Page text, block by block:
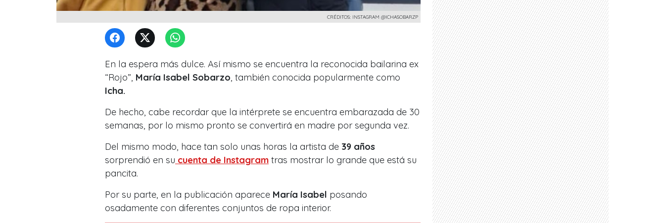
CRÉDITOS: INSTAGRAM @ICHASOBARZP
En la espera más dulce. Así mismo se encuentra la reconocida bailarina ex
“Rojo”, María Isabel Sobarzo , también conocida popularmente como
Icha.
De hecho, cabe recordar que la intérprete se encuentra embarazada de 30
semanas , por lo mismo pronto se convertirá en madre por segunda vez.
Del mismo modo, hace tan solo unas horas la artista de 39 años
sorprendió en su cuenta de Instagram tras mostrar lo grande que está su
pancita.
Por su parte, en la publicación aparece María Isabel posando
osadamente con diferentes conjuntos de ropa interior.